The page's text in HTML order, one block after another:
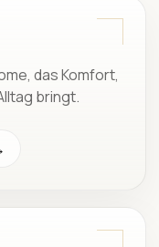
das Komfort,
bringt.